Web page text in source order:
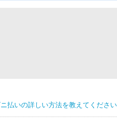
払いの詳しい方法を教えてください